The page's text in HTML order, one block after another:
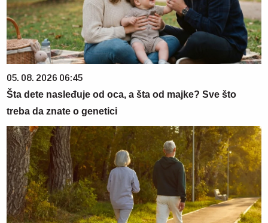
05. 08. 2026 06:45
Šta dete nasleđuje od oca, a šta od majke? Sve što
treba da znate o genetici